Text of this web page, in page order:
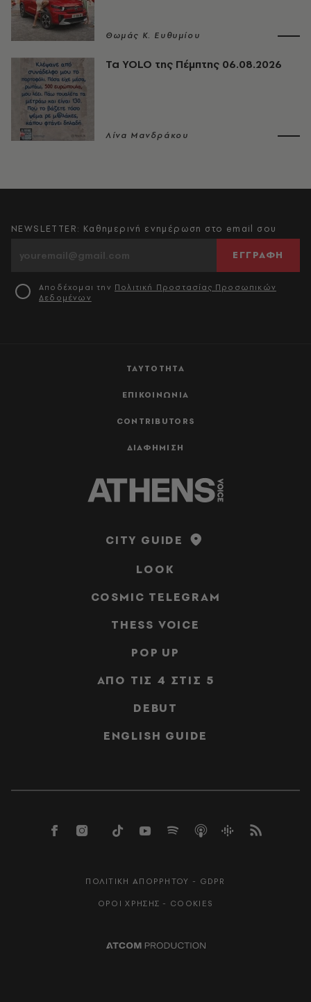
Θωμάς K. Ευθυμίου
Τα YOLO της Πέμπτης 06.08.2026
Λίνα Μανδράκου
ΤΑΥΤΟΤΗΤΑ
ΕΠΙΚΟΙΝΩΝΙΑ
CONTRIBUTORS
ΔΙΑΦΗΜΙΣΗ
NEWSLETTER: Καθημερινή ενημέρωση στο email σου
ΕΓΓΡΑΦΗ
Αποδέχομαι την Πολιτική Προστασίας Προσωπικών
Δεδομένων
CITY GUIDE
LOOK
COSMIC TELEGRAM
THESS VOICE
POP UP
ΑΠΟ ΤΙΣ 4 ΣΤΙΣ 5
DEBUT
ENGLISH GUIDE
ΠΟΛΙΤΙΚΗ ΑΠΟΡΡΗΤΟΥ - GDPR
ΟΡΟΙ ΧΡΗΣΗΣ - COOKIES